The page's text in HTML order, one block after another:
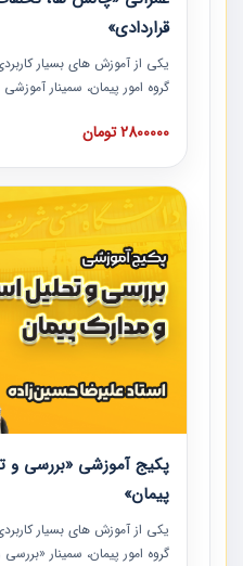
قراردادی»
یکی از آموزش‏‏‏‏‏‏ های بسیار
گروه امور پیمان، سمینار
های عمرانی» چالش ها،
است که در محل سندیکای
مدارک پیمان به همراه
2800000 تومان
پکیج آموزشی «بررسی و
پیمان»
یکی از آموزش‏‏‏‏‏‏ های بسیار
گروه امور پیمان، سمینار